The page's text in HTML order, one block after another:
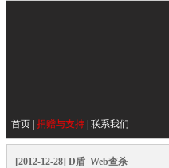
首页 捐赠与支持 联系我们
[2012-12-28] D盾_Web查杀